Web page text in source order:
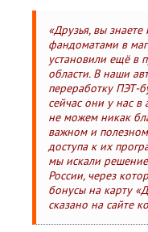
«Друзья, вы знаете
фандоматами в
установили ещё в
области. В наши
переработку ПЭТ-
сейчас они у нас
не можем никак
важном и
доступа к их
мы искали
России, через
бонусы на карту
сказано на сайте